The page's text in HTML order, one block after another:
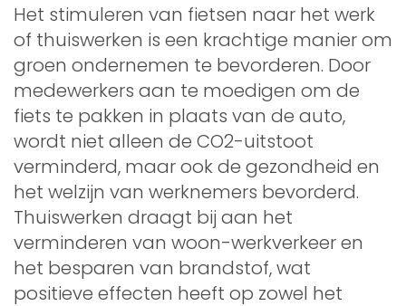
Het stimuleren van fietsen naar het werk
of thuiswerken is een krachtige manier om
groen ondernemen te bevorderen. Door
medewerkers aan te moedigen om de
fiets te pakken in plaats van de auto,
wordt niet alleen de CO2-uitstoot
verminderd, maar ook de gezondheid en
het welzijn van werknemers bevorderd.
Thuiswerken draagt bij aan het
verminderen van woon-werkverkeer en
het besparen van brandstof, wat
positieve effecten heeft op zowel het